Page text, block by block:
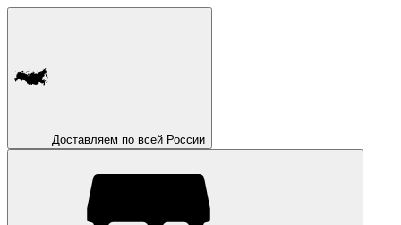
Доставляем по всей России